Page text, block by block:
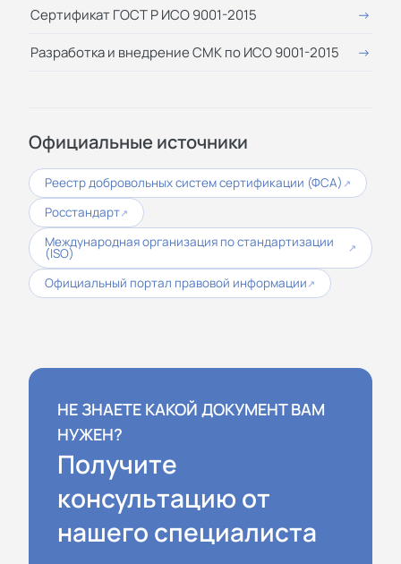
Сертификат ГОСТ Р ИСО 9001-2015
Разработка и внедрение СМК по ИСО 9001-2015
Официальные источники
Реестр добровольных систем сертификации (ФСА) ↗
Росстандарт↗
Международная организация по стандартизации
(ISO) ↗
Официальный портал правовой информации ↗
НЕ ЗНАЕТЕ КАКОЙ ДОКУМЕНТ ВАМ
НУЖЕН?
Получите
консультацию от
нашего специалиста